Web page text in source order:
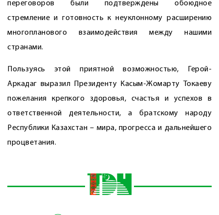
переговоров были подтверждены обоюдное
стремление и готовность к неуклонному расширению
многопланового взаимодействия между нашими
странами.
Пользуясь этой приятной возможностью, Герой-
Аркадаг выразил Президенту Касым-Жомарту Токаеву
пожелания крепкого здоровья, счастья и успехов в
ответственной деятельности, а братскому народу
Республики Казахстан – мира, прогресса и дальнейшего
процветания.